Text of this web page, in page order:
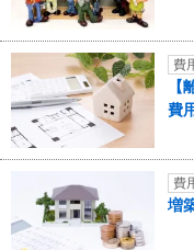
費
【
費
費
増